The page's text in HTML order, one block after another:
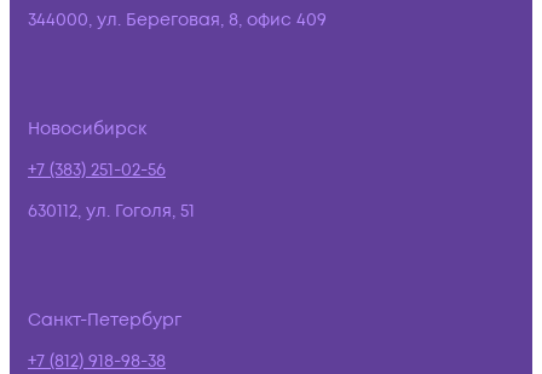
344000, ул. Береговая, 8, офис 409
Новосибирск
+7 (383) 251-02-56
630112, ул. Гоголя, 51
Санкт-Петербург
+7 (812) 918-98-38